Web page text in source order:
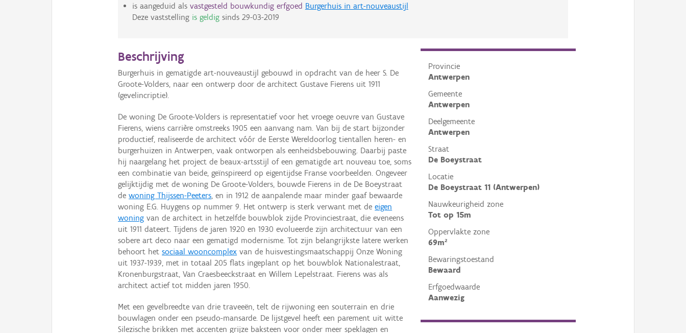
is aangeduid als vastgesteld bouwkundig erfgoed Burgerhuis in art-nouveaustijl
Deze vaststelling is geldigsinds 29-03-2019
Provincie
Antwerpen
Gemeente
Antwerpen
Deelgemeente
Antwerpen
Straat
De Boeystraat
Locatie
De Boeystraat 11 (Antwerpen)
Nauwkeurigheid zone
Tot op 15m
Oppervlakte zone
69m²
Bewaringstoestand
Bewaard
Erfgoedwaarde
Aanwezig
Beschrijving
Burgerhuis in gematigde art-nouveaustijl gebouwd in opdracht van de heer S. De
Groote-Volders, naar een ontwerp door de architect Gustave Fierens uit 1911
(gevelincriptie).
De woning De Groote-Volders is representatief voor het vroege oeuvre van Gustave
Fierens, wiens carrière omstreeks 1905 een aanvang nam. Van bij de start bijzonder
productief, realiseerde de architect vóór de Eerste Wereldoorlog tientallen heren- en
burgerhuizen in Antwerpen, vaak ontworpen als eenheidsbebouwing. Daarbij paste
hij naargelang het project de beaux-artsstijl of een gematigde art nouveau toe, soms
een combinatie van beide, geïnspireerd op eigentijdse Franse voorbeelden. Ongeveer
gelijktijdig met de woning De Groote-Volders, bouwde Fierens in de De Boeystraat
dewoning Thijssen-Peeters, en in 1912 de aanpalende maar minder gaaf bewaarde
woning E.G. Huygens op nummer 9. Het ontwerp is sterk verwant met deeigen
woning van de architect in hetzelfde bouwblok zijde Provinciestraat, die eveneens
uit 1911 dateert. Tijdens de jaren 1920 en 1930 evolueerde zijn architectuur van een
sobere art deco naar een gematigd modernisme. Tot zijn belangrijkste latere werken
behoort hetsociaal wooncomplex van de huisvestingsmaatschappij Onze Woning
uit 1937-1939, met in totaal 205 flats ingeplant op het bouwblok Nationalestraat,
Kronenburgstraat, Van Craesbeeckstraat en Willem Lepelstraat. Fierens was als
architect actief tot midden jaren 1950.
Met een gevelbreedte van drie traveeën, telt de rijwoning een souterrain en drie
bouwlagen onder een pseudo-mansarde. De lijstgevel heeft een parement uit witte
Silezische brikken met accenten grijze baksteen voor onder meer speklagen en